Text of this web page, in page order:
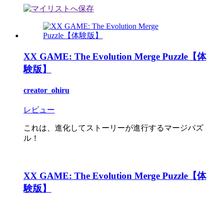
XX GAME: The Evolution Merge Puzzle【体
験版】
creator_ohiru
レビュー
これは、進化してストーリーが進行するマージパズ
ル！
XX GAME: The Evolution Merge Puzzle【体
験版】